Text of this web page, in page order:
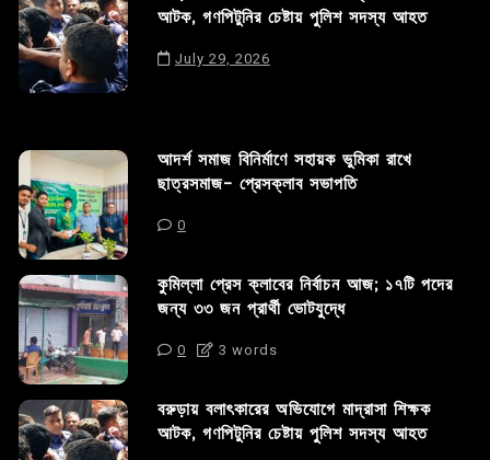
আটক, গণপিটুনির চেষ্টায় পুলিশ সদস্য আহত
July 29, 2026
আদর্শ সমাজ বিনির্মাণে সহায়ক ভুমিকা রাখে
ছাত্রসমাজ- প্রেসক্লাব সভাপতি
0
কুমিল্লা প্রেস ক্লাবের নির্বাচন আজ; ১৭টি পদের
জন্য ৩৩ জন প্রার্থী ভোটযুদ্ধে
0 3 words
বরুড়ায় বলাৎকারের অভিযোগে মাদ্রাসা শিক্ষক
আটক, গণপিটুনির চেষ্টায় পুলিশ সদস্য আহত